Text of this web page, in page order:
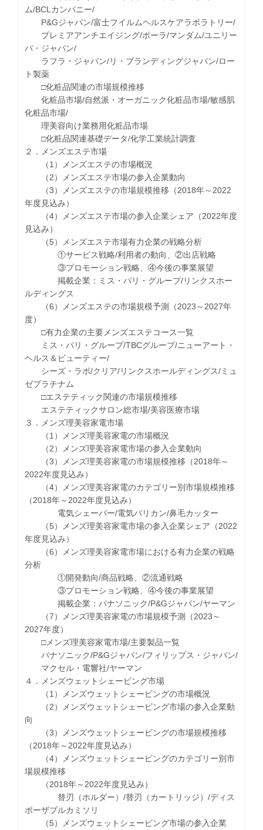
ム/BCLカンパニー/
P&Gジャパン/富士フイルムヘルスケアラボラトリー/
プレミアアンチエイジング/ポーラ/マンダム/ユニリー
バ・ジャパン/
ラフラ・ジャパン/リ・ブランディングジャパン/ロー
ト製薬
□化粧品関連の市場規模推移
化粧品市場/自然派・オーガニック化粧品市場/敏感肌
化粧品市場/
理美容向け業務用化粧品市場
□化粧品関連基礎データ/化学工業統計調査
２．メンズエステ市場
（1）メンズエステの市場概況
（2）メンズエステ市場の参入企業動向
（3）メンズエステの市場規模推移（2018年～2022
年度見込み）
（4）メンズエステ市場の参入企業シェア（2022年度
見込み）
（5）メンズエステ市場有力企業の戦略分析
①サービス戦略/利用者の動向、②出店戦略
③プロモーション戦略、④今後の事業展望
掲載企業：ミス・パリ・グループ/リンクスホー
ルディングス
（6）メンズエステの市場規模予測（2023～2027年
度）
□有力企業の主要メンズエステコース一覧
ミス・パリ・グループ/TBCグループ/ニューアート・
ヘルス＆ビューティー/
シーズ・ラボ/クリア/リンクスホールディングス/ミュ
ゼプラチナム
□エステティック関連の市場規模推移
エステティックサロン総市場/美容医療市場
３．メンズ理美容家電市場
（1）メンズ理美容家電の市場概況
（2）メンズ理美容家電市場の参入企業動向
（3）メンズ理美容家電の市場規模推移（2018年～
2022年度見込み）
（4）メンズ理美容家電のカテゴリー別市場規模推移
（2018年～2022年度見込み）
電気シェーバー/電気バリカン/鼻毛カッター
（5）メンズ理美容家電市場の参入企業シェア（2022
年度見込み）
（6）メンズ理美容家電市場における有力企業の戦略
分析
①開発動向/商品戦略、②流通戦略
③プロモーション戦略、④今後の事業展望
掲載企業：パナソニック/P&Gジャパン/ヤーマン
（7）メンズ理美容家電の市場規模予測（2023～
2027年度）
□メンズ理美容家電市場/主要製品一覧
パナソニック/P&Gジャパン/フィリップス・ジャパン/
マクセル・電響社/ヤーマン
４．メンズウェットシェービング市場
（1）メンズウェットシェービングの市場概況
（2）メンズウェットシェービング市場の参入企業動
向
（3）メンズウェットシェービングの市場規模推移
（2018年～2022年度見込み）
（4）メンズウェットシェービングのカテゴリー別市
場規模推移
（2018年～2022年度見込み）
替刃（ホルダー）/替刃（カートリッジ）/ディス
ポーザブルカミソリ
（5）メンズウェットシェービング市場の参入企業